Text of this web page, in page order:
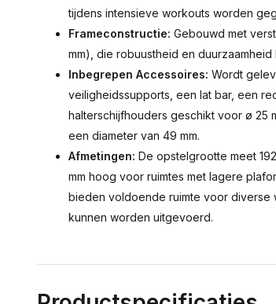
tijdens intensieve workouts worden
Frameconstructie: Gebouwd met
mm), die robuustheid en
Inbegrepen Accessoires: Wordt
veiligheidssupports, een lat bar, een
halterschijfhouders geschikt voor ø 25
een diameter van 49 mm.
Afmetingen: De opstelgrootte meet
mm hoog voor ruimtes met lagere
bieden voldoende ruimte voor diverse
kunnen worden uitgevoerd.